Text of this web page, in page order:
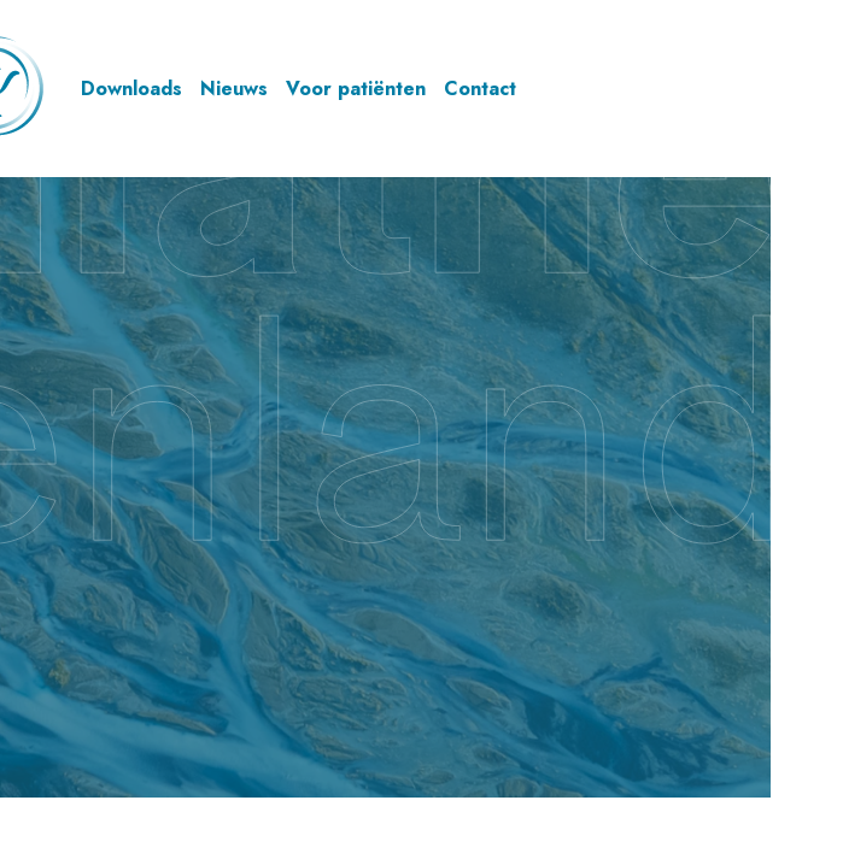
Downloads Nieuws Voor patiënten Contact